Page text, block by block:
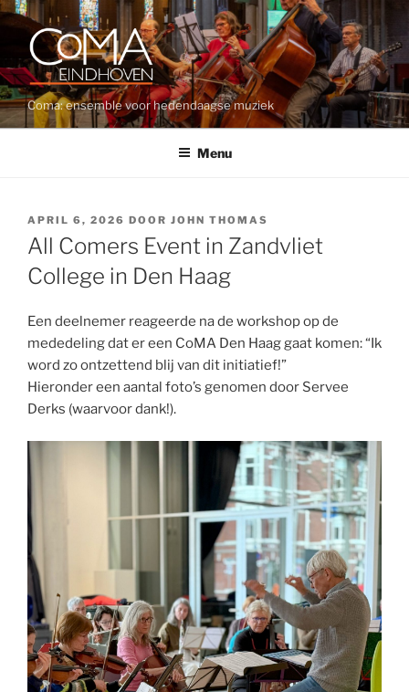
Ga
naar
inhoud
Coma: ensemble voor hedendaagse muziek
Menu
GEPLAATST
OP
APRIL 6, 2026 DOOR JOHN THOMAS
All Comers Event in Zandvliet
College in Den Haag
Een deelnemer reageerde na de workshop op de
mededeling dat er een CoMA Den Haag gaat komen: “Ik
word zo ontzettend blij van dit initiatief!”
Hieronder een aantal foto’s genomen door Servee
Derks (waarvoor dank!).